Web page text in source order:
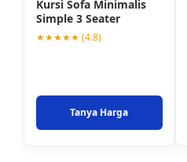
Kursi Sofa Minimalis
Simple 3 Seater
★★★★★ (4.8)
Tanya Harga